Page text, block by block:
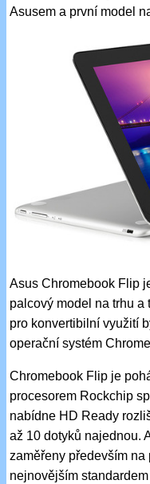
Asusem a první model
Asus Chromebook Flip
palcový model na trhu a
pro konvertibilní využití
operační systém
Chromebook Flip je
procesorem Rockchip
nabídne HD Ready
až 10 dotyků najednou.
zaměřeny především
nejnovějším